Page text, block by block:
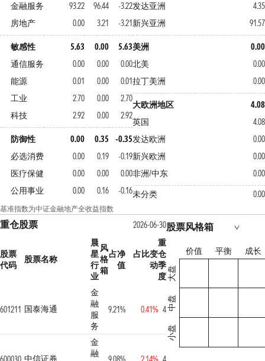
金融服务
93.22 96.44
-3.22
房地产
0.00 3.21 -3.21
敏感性 5.63 0.00
5.63
通信服务
0.00 0.00
0.00
能源
0.01 0.00
0.01
工业
2.70 0.00
2.70
科技
2.92 0.00 2.92
防御性 0.00 0.35
-0.35
必选消费
0.00 0.19
-0.19
医疗保健
0.00 0.00
0.00
公用事业
0.00 0.16 -0.16
基准指数为中证金融地产全收益指数
发达亚洲
4.35
新兴亚洲
91.57
美洲
0.00
北美
0.00
拉丁美洲
0.00
大欧洲地区
4.08
英国
4.08
发达欧洲
0.00
新兴欧洲
0.00
非洲/中东
0.00
未分类
0.00
重仓股票 2026-06-30
股票
代码
股票名称
晨
星
行
业
风
格
箱
占净
值
占比变
动
重
仓
季
度
601211 国泰海通
金
融
服
务
9.21% 0.41% 4
中信证券
金
融
股票风格箱
价值 平衡 成长
大盘
中盘
小盘